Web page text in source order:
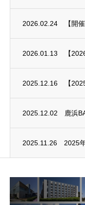
2026.02.24
2026.01.13
2025.12.16
2025.12.02
2025.11.26